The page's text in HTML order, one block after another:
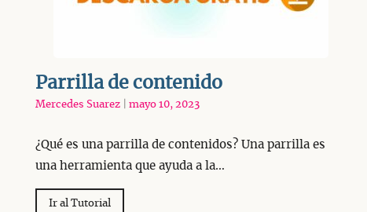
Parrilla de contenido
Mercedes Suarez mayo 10, 2023
¿Qué es una parrilla de contenidos? Una parrilla es
una herramienta que ayuda a la…
Ir al Tutorial